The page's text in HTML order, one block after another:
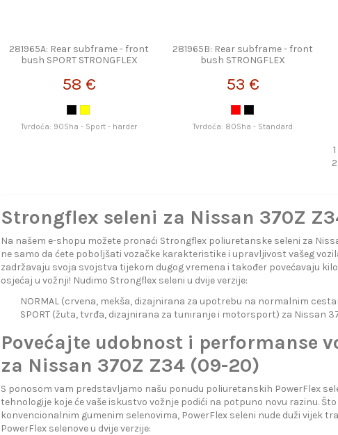
281965A: Rear subframe - front
bush SPORT STRONGFLEX
58 €
Tvrdoća: 90Sha - Sport - harder
281965B: Rear subframe - front
bush STRONGFLEX
53 €
Tvrdoća: 80Sha - Standard
1
2
Strongflex seleni za Nissan 370Z
Na našem e-shopu možete pronaći Strongflex poliuretanske seleni za
ne samo da ćete poboljšati vozačke karakteristike i upravljivost vašeg
zadržavaju svoja svojstva tijekom dugog vremena i također povećavaju
osjećaj u vožnji! Nudimo Strongflex seleni u dvije verzije:
NORMAL (crvena, mekša, dizajnirana za upotrebu na normalnim
SPORT (žuta, tvrđa, dizajnirana za tuniranje i motorsport) za Nissan
Povećajte udobnost i performanse
za Nissan 370Z Z34 (09-20)
S ponosom vam predstavljamo našu ponudu poliuretanskih PowerFlex
tehnologije koje će vaše iskustvo vožnje podići na potpuno novu razinu.
konvencionalnim gumenim selenovima, PowerFlex seleni nude duži vijek
PowerFlex selenove u dvije verzije: